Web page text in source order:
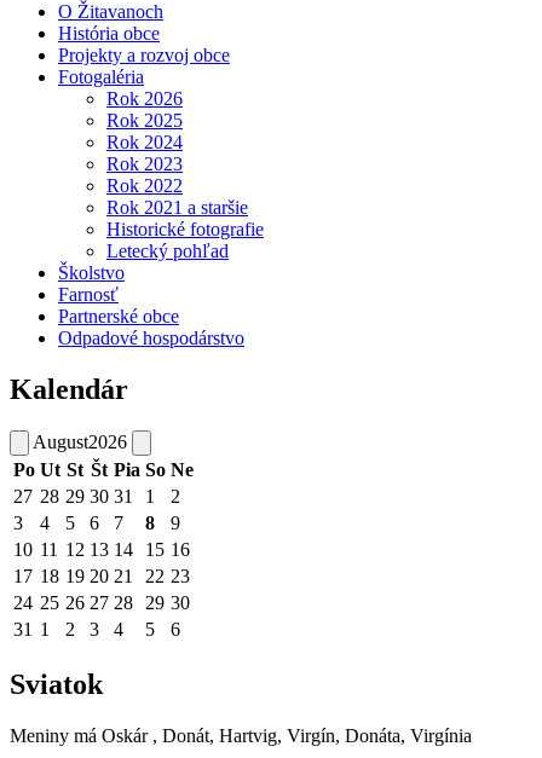
O Žitavanoch
História obce
Projekty a rozvoj obce
Fotogaléria
Rok 2026
Rok 2025
Rok 2024
Rok 2023
Rok 2022
Rok 2021 a staršie
Historické fotografie
Letecký pohľad
Školstvo
Farnosť
Partnerské obce
Odpadové hospodárstvo
Kalendár
August2026
Po Ut St Št Pia So Ne
27 28 29 30 31 1
2
3
4 5 6 7 8
9
10 11 12 13 14 15 16
17 18 19 20 21 22 23
24 25 26 27 28 29 30
31 1 2 3 4 5 6
Sviatok
Meniny má Oskár , Donát, Hartvig, Virgín, Donáta, Virgínia